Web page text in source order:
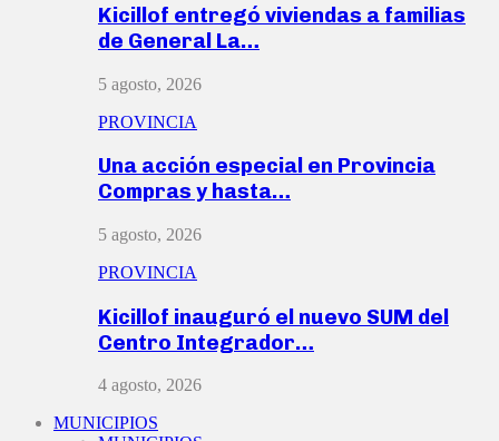
Kicillof entregó viviendas a familias
de General La…
5 agosto, 2026
PROVINCIA
Una acción especial en Provincia
Compras y hasta…
5 agosto, 2026
PROVINCIA
Kicillof inauguró el nuevo SUM del
Centro Integrador…
4 agosto, 2026
MUNICIPIOS